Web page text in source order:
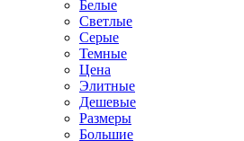
Белые
Светлые
Серые
Темные
Цена
Элитные
Дешевые
Размеры
Большие